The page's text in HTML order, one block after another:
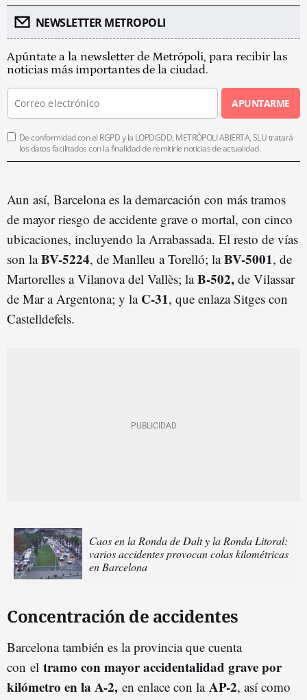
NEWSLETTER METROPOLI
Apúntate a la newsletter de Metrópoli, para recibir las
noticias más importantes de la ciudad.
APUNTARME
De conformidad con el RGPD y la LOPDGDD, METRÓPOLI ABIERTA, SLU tratará
los datos facilitados con la finalidad de remitirle noticias de actualidad.
Aun así, Barcelona es la demarcación con más tramos
de mayor riesgo de accidente grave o mortal, con cinco
ubicaciones, incluyendo la Arrabassada. El resto de vías
son laBV-5224, de Manlleu a Torelló; laBV-5001, de
Martorelles a Vilanova del Vallès; laB-502, de Vilassar
de Mar a Argentona; y la C-31, que enlaza Sitges con
Castelldefels.
Caos en la Ronda de Dalt y la Ronda Litoral:
varios accidentes provocan colas kilométricas
en Barcelona
Concentración de accidentes
Barcelona también es la provincia que cuenta
con el tramo con mayor accidentalidad grave por
kilómetro en la A-2, en enlace con laAP-2, así como